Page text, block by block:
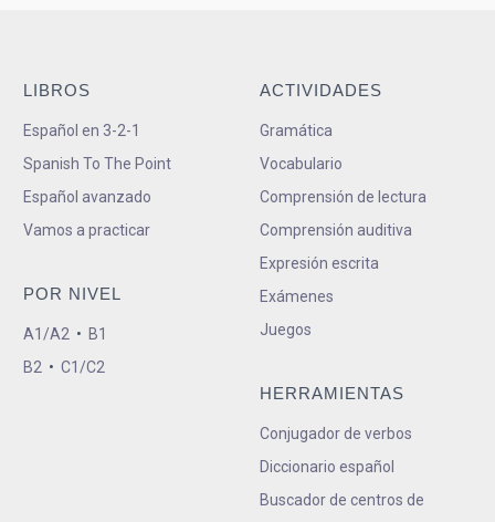
LIBROS
Español en 3-2-1
Spanish To The Point
Español avanzado
Vamos a practicar
POR NIVEL
A1/A2 • B1
B2 • C1/C2
ACTIVIDADES
Gramática
Vocabulario
Comprensión de lectura
Comprensión auditiva
Expresión escrita
Exámenes
Juegos
HERRAMIENTAS
Conjugador de verbos
Diccionario español
Buscador de centros de